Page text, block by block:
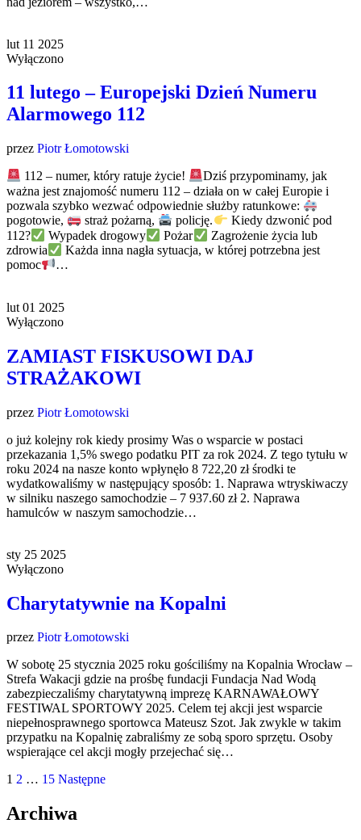
lut 11 2025
Wyłączono
11 lutego – Europejski Dzień Numeru
Alarmowego 112
przez Piotr Łomotowski
112 – numer, który ratuje życie!
Dziś przypominamy, jak
ważna jest znajomość numeru 112 – działa on w całej Europie i
pozwala szybko wezwać odpowiednie służby ratunkowe:
pogotowie,
straż pożarną, policję.
Kiedy dzwonić pod
112?
Wypadek drogowy Pożar
Zagrożenie życia lub
zdrowia
Każda inna nagła sytuacja, w której potrzebna jest
pomoc
…
lut 01 2025
Wyłączono
ZAMIAST FISKUSOWI DAJ
STRAŻAKOWI
przez Piotr Łomotowski
o już kolejny rok kiedy prosimy Was o wsparcie w postaci
przekazania 1,5% swego podatku PIT za rok 2024. Z tego tytułu w
roku 2024 na nasze konto wpłynęło 8 722,20 zł środki te
wydatkowaliśmy w następujący sposób: 1. Naprawa wtryskiwaczy
w silniku naszego samochodzie – 7 937.60 zł 2. Naprawa
hamulców w naszym samochodzie…
sty 25 2025
Wyłączono
Charytatywnie na Kopalni
przez Piotr Łomotowski
W sobotę 25 stycznia 2025 roku gościliśmy na Kopalnia Wrocław –
Strefa Wakacji gdzie na prośbę fundacji Fundacja Nad Wodą
zabezpieczaliśmy charytatywną imprezę KARNAWAŁOWY
FESTIWAL SPORTOWY 2025. Celem tej akcji jest wsparcie
niepełnosprawnego sportowca Mateusz Szot. Jak zwykle w takim
przypatku na Kopalnię zabraliśmy ze sobą sporo sprzętu. Osoby
wspierające cel akcji mogły przejechać się…
Stronicowanie
wpisów
1 2 … 15 Następne
Archiwa